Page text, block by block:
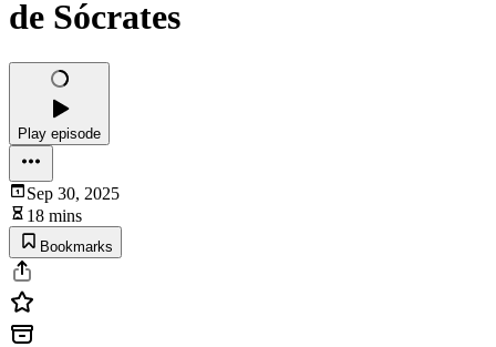
de Sócrates
Play episode
Sep 30, 2025
18 mins
Bookmarks